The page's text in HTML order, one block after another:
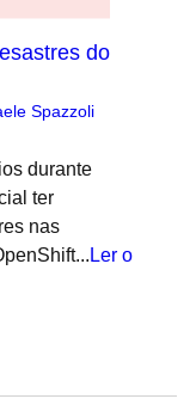
do
Spazzoli
durante
ter
nas
Ler o